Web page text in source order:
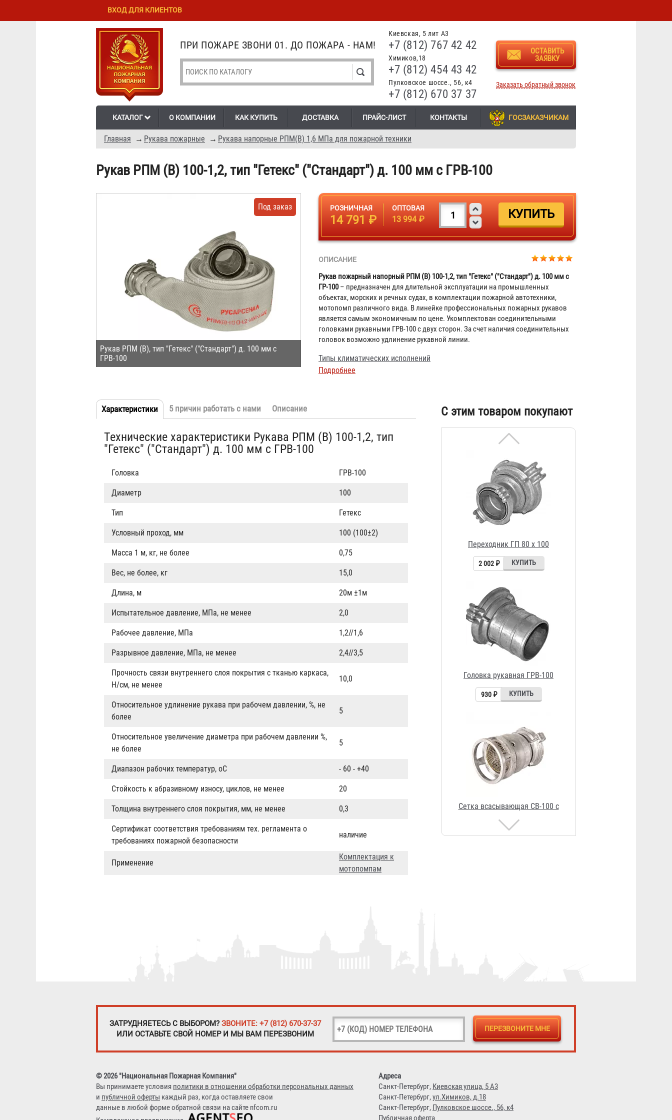
Перейти к
содержанию
Skip to
Киевская, 5 лит А3
+7 (812) 767 42 42
Химиков,18
+7 (812) 454 43 42
Пулковское шоссе., 56, к4
+7 (812) 670 37 37
ОСТАВИТЬ
ЗАЯВКУ
Заказать обратный звонок
ПРИ ПОЖАРЕ ЗВОНИ 01. ДО ПОЖАРА - НАМ!
КАТАЛОГ О КОМПАНИИ КАК КУПИТЬ ДОСТАВКА ПРАЙС-ЛИСТ КОНТАКТЫ ГОСЗАКАЗЧИКАМ
Главная → Рукава пожарные → Рукава напорные РПМ(В) 1,6 МПа для пожарной техники
ВХОД ДЛЯ КЛИЕНТОВ
Рукав РПМ (В) 100-1,2, тип "Гетекс" ("Стандарт") д. 100 мм с ГРВ-100
Рукав РПМ (В), тип "Гетекс" ("Стандарт") д. 100 мм с
ГРВ-100
Под заказ РОЗНИЧНАЯ
14 791 ₽
ОПТОВАЯ
13 994 ₽
ОПИСАНИЕ
Рукав пожарный напорный РПМ (В) 100-1,2, тип "Гетекс" ("Стандарт") д. 100 мм с
ГР-100– предназначен для длительной эксплуатации на промышленных
объектах, морских и речных судах, в комплектации пожарной автотехники,
мотопомп различного вида. В линейке профессиональных пожарных рукавов
является самым экономичным по цене. Укомплектован соединительными
головками рукавными ГРВ-100 с двух сторон. За счет наличия соединительных
головок возможно удлинение рукавной линии.
Типы климатических исполнений
Подробнее
Табы
Характеристики (активная
5 причин работать с нами Описание
Технические характеристики Рукава РПМ (В) 100-1,2, тип
"Гетекс" ("Стандарт") д. 100 мм с ГРВ-100
Головка ГРВ-100
Диаметр 100
Тип Гетекс
Условный проход, мм 100 (100±2)
Масса 1 м, кг, не более 0,75
Вес, не более, кг 15,0
Длина, м 20м ±1м
Испытательное давление, МПа, не менее 2,0
Рабочее давление, МПа 1,2//1,6
Разрывное давление, МПа, не менее 2,4//3,5
Прочность связи внутреннего слоя покрытия с тканью каркаса,
Н/см, не менее
10,0
Относительное удлинение рукава при рабочем давлении, %, не
более
5
Относительное увеличение диаметра при рабочем давлении %,
не более
5
Диапазон рабочих температур, oC - 60 - +40
Стойкость к абразивному износу, циклов, не менее 20
Толщина внутреннего слоя покрытия, мм, не менее 0,3
Сертификат соответствия требованиям тех. регламента о
требованиях пожарной безопасности
наличие
Применение
Комплектация к
мотопомпам
С этим товаром покупают
Головка муфтовая ГМВ-100
830 ₽
Переходник ГП 80 х 100
Головка рукавная ГРВ-100
930 ₽
Сетка всасывающая СВ-100 с
клапаном алюминий
Головка муфтовая ГМВ-100
830 ₽
ЗАТРУДНЯЕТЕСЬ С ВЫБОРОМ? ЗВОНИТЕ: +7 (812) 670-37-37
ИЛИ ОСТАВЬТЕ СВОЙ НОМЕР И МЫ ВАМ ПЕРЕЗВОНИМ
© 2026 "Национальная Пожарная Компания"
Вы принимаете условия политики в отношении обработки персональных данных
и публичной оферты каждый раз, когда оставляете свои
данные в любой форме обратной связи на сайте nfcom.ru
Адреса
Санкт-Петербург, Киевская улица, 5 А3
Санкт-Петербург,ул.Химиков, д.18
Санкт-Петербург, Пулковское шоссе., 56, к4
Публичная оферта